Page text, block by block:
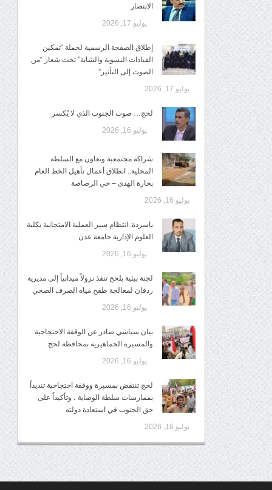
الانتصار
يوليو 17, 2026
إطلاق الصفحة الرسمية لحملة “تمكين
القيادات النسوية والشابة” تحت شعار “من
الصوت إلى التأثير”
يوليو 17, 2026
لحج… صوت الجنوب الذي لا يُكسر
يوليو 16, 2026
شراكة مجتمعية وتعاون مع السلطة
المحلية.. انطلاق أعمال تأهيل الخط العام
بحارة الهدى – حي الرصاصة
يوليو 16, 2026
باسردة: انتظام سير العملية الامتحانية بكلية
العلوم الإدارية جامعة عدن
يوليو 16, 2026
لجنة بيئية بلحج تنفذ نزولاً ميدانياً إلى مديرية
ردفان لمعالجة طفح مياه الصرف الصحي
يوليو 16, 2026
بيان سياسي صادر عن الوقفة الاحتجاجية
والمسيرة الجماهيرية بمحافظة لحج
يوليو 16, 2026
لحج تنتفض بمسيرة ووقفة احتجاجية تنديداً
بممارسات سلطة الوصاية ، وتأكيداً على
حق الجنوب في استعادة دولته
يوليو 16, 2026